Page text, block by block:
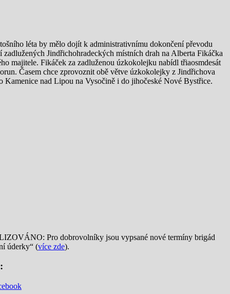
léta by mělo dojít k administrativnímu dokončení převodu
zadlužených Jindřichohradeckých místních drah na Alberta Fikáčka
majitele. Fikáček za zadluženou úzkokolejku nabídl třiaosmdesát
Časem chce zprovoznit obě větve úzkokolejky z Jindřichova
Kamenice nad Lipou na Vysočině i do jihočeské Nové Bystřice.
Pro dobrovolníky jsou vypsané nové termíny brigád
úderky“ (více zde).